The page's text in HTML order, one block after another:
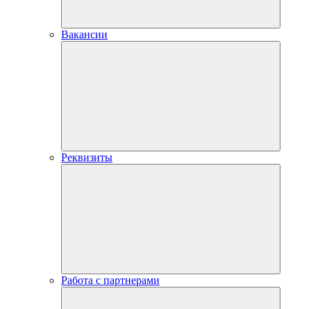
Вакансии
Реквизиты
Работа с партнерами